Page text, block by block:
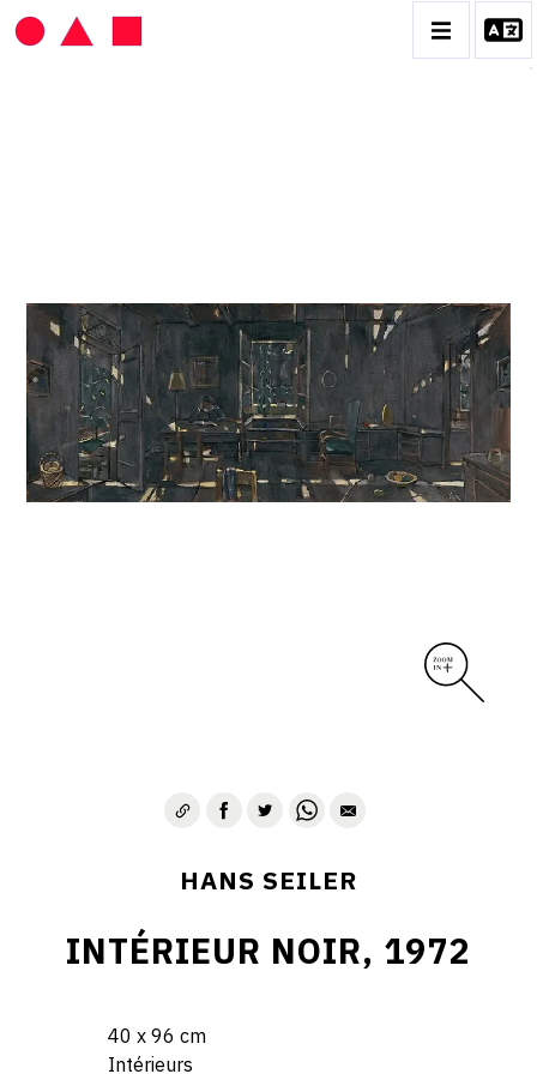
CATALOGUE DES OEUVRES
VOL. 1 : LES PEINTURES
VOL. 2 : LES GOUACHES
VOL. 3 : CRAYONS DE COULEUR ET FUSAINS
CONTACT
HANS SEILER
INTÉRIEUR NOIR, 1972
40 x 96 cm
Intérieurs